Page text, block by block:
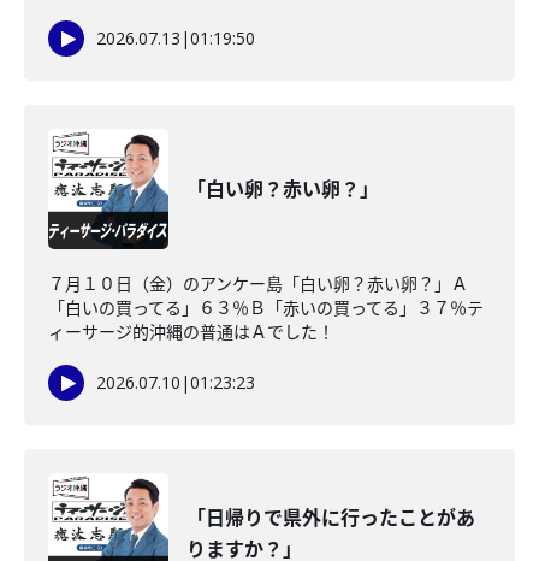
2026.07.13 |01:19:50
「白い卵？赤い卵？」
７月１０日（金）のアンケー島「白い卵？赤い卵？」Ａ
「白いの買ってる」６３％Ｂ「赤いの買ってる」３７％テ
ィーサージ的沖縄の普通はＡでした！
2026.07.10 |01:23:23
「日帰りで県外に行ったことがあ
りますか？」